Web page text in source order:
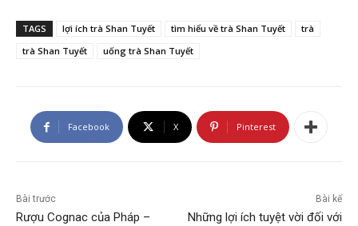
TAGS lợi ích trà Shan Tuyết tìm hiểu về trà Shan Tuyết
trà
trà Shan Tuyết
uống trà Shan Tuyết
Facebook X Pinterest
Bài trước
Rượu Cognac của Pháp –
Bài kế
Những lợi ích tuyệt vời đối với